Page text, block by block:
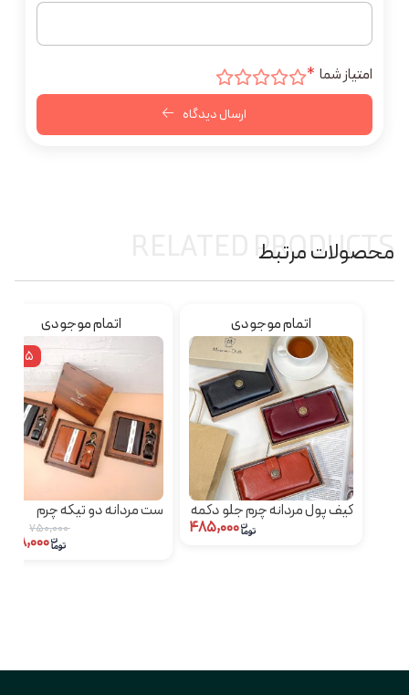
امتیاز شما *
ارسال دیدگاه
محصولات مرتبط
RELATED PRODUCTS
اتمام موجودی
کیف پول مردانه چرم جلو دکمه
اتمام موجودی
٪15
ست مردانه دو تیکه چرم
۷۵۰,۰۰۰